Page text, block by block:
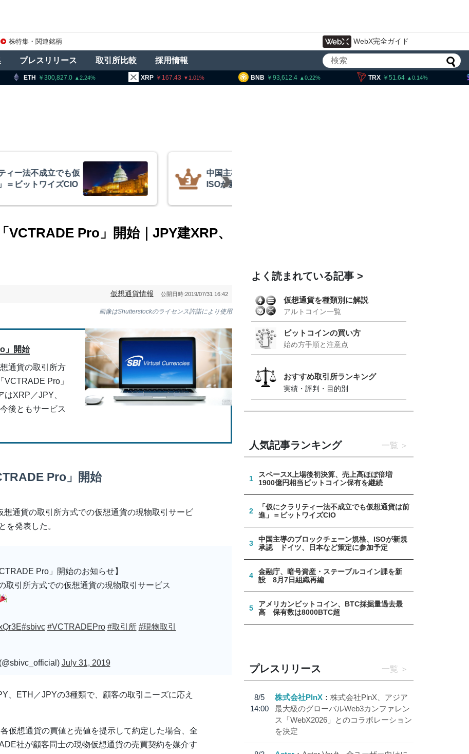
株特集・関連銘柄 WebX完全ガイド
プレスリリース 取引所比較 採用情報
300,827.0 2.24 167.43 1.01 93,612.4 0.22 51.64 0.14
ィー法不成立でも仮
＝ビットワイズCIO
中国主導のブロックチェーン規格、
ISOが新規承認 ドイツ、日本など
Pro」開始｜JPY建XRP、
仮想通貨情報 公開日時:2019/07/31 16:42
画像はShutterstockのライセンス許諾により使用
」開始
通貨の取引所方
Pro」
XRP／JPY、
後ともサービス
Pro」開始
通貨の取引所方式での仮想通貨の現物取引サービ
を発表した。
Pro」開始のお知らせ】
取引所方式での仮想通貨の現物取引サービス
#sbivc #VCTRADEPro #取引所 #現物取引
July 31, 2019
、ETH／JPYの3種類で、顧客の取引ニーズに応え
仮想通貨の買値と売値を提示して約定した場合、全
社が顧客同士の現物仮想通貨の売買契約を媒介す
よく読まれている記事
仮想通貨を種類別に解説
アルトコイン一覧
ビットコインの買い方
始め方手順と注意点
おすすめ取引所ランキング
実績・評判・目的別
人気記事ランキング 一覧
1
スペースX上場後初決算、売上高ほぼ倍増
1900億円相当ビットコイン保有を継続
2
「仮にクラリティー法不成立でも仮想通貨は前
進」＝ビットワイズCIO
3
中国主導のブロックチェーン規格、ISOが新規
承認 ドイツ、日本など策定に参加予定
4
金融庁、暗号資産・ステーブルコイン課を新
設 8月7日組織再編
5
アメリカンビットコイン、BTC採掘量過去最
高 保有数は8000BTC超
プレスリリース 一覧
8/5
14:00
株式会社PlnX
株式会社PlnX、アジア
最大級のグローバルWeb3カンファレン
ス「WebX2026」とのコラボレーション
を決定